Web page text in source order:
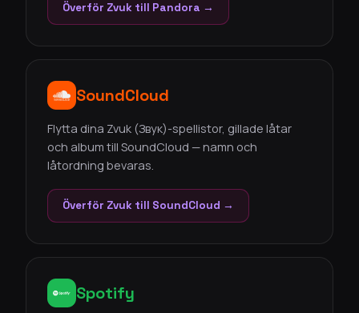
Överför Zvuk till Pandora →
SoundCloud
Flytta dina Zvuk (Звук)-spellistor, gillade låtar
och album till SoundCloud — namn och
låtordning bevaras.
Överför Zvuk till SoundCloud →
Spotify